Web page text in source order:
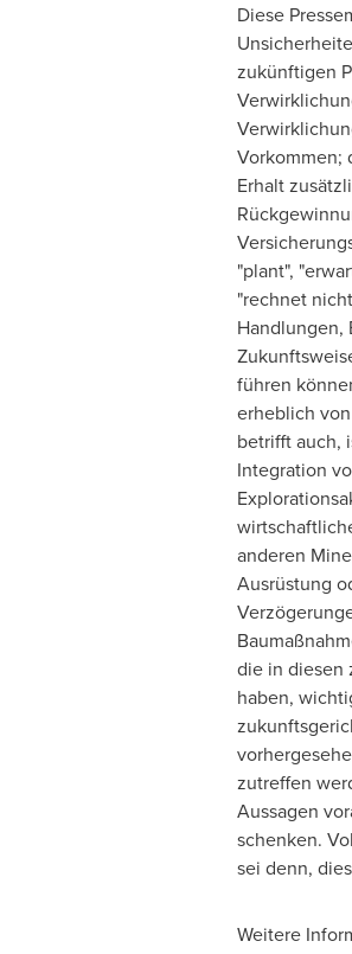
Diese
zukünftigen
Vorkommen;
Erhalt
"plant",
"rechnet
Handlungen,
führen
erheblich
betrifft auch,
Integration
anderen
Ausrüstung
die in diesen
haben,
zutreffen
Aussagen
schenken.
sei denn,
Weitere